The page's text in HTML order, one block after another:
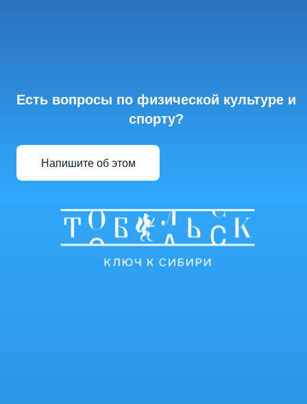
Есть вопросы по физической культуре и
спорту?
Напишите об этом